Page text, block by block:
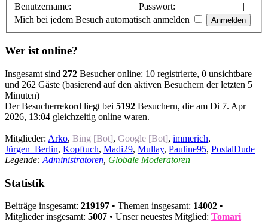
Benutzername: Passwort:
|
Mich bei jedem Besuch automatisch anmelden
Wer ist online?
Insgesamt sind 272 Besucher online: 10 registrierte, 0 unsichtbare
und 262 Gäste (basierend auf den aktiven Besuchern der letzten 5
Minuten)
Der Besucherrekord liegt bei 5192 Besuchern, die am Di 7. Apr
2026, 13:04 gleichzeitig online waren.
Mitglieder: Arko, Bing [Bot], Google [Bot], immerich,
Jürgen_Berlin, Kopftuch, Madi29, Mullay, Pauline95, PostalDude
Legende: Administratoren Globale Moderatoren
Statistik
Beiträge insgesamt: 219197 • Themen insgesamt: 14002 •
Mitglieder insgesamt: 5007 • Unser neuestes Mitglied: Tomari